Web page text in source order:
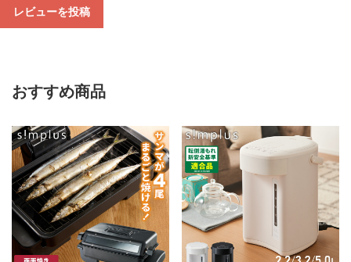
レビューを投稿
おすすめ商品